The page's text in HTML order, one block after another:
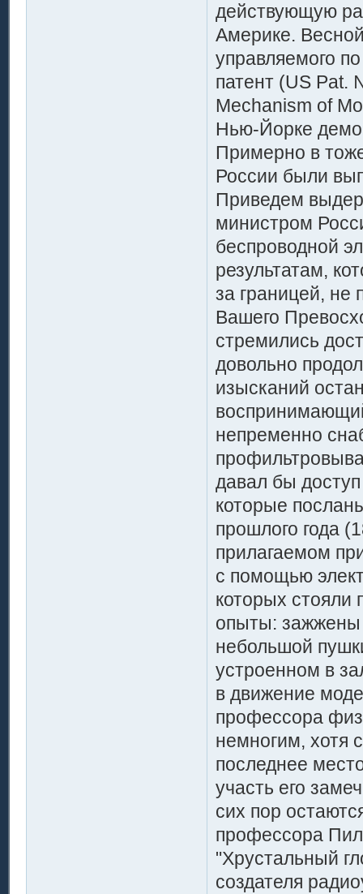
действующую
Америке.
управляемого
патент (US Pat.
Mechanism of
Нью-Йорке
Примерно в
России были
Приведем
министром
беспроводной
результатам,
за границей, не
Вашего
стремились
довольно
изысканий
непременно
давал бы
которые
прошлого года
прилагаемом
с помощью
которых
опыты: зажжены
небольшой
устроенном в
в движение
профессора
немногим, хотя
последнее
участь его
сих пор
профессора
"Хрустальный
создателя